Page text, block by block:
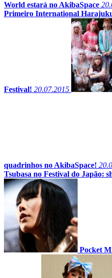
World estará no AkibaSpace
Primeiro International
Festival! 20.07.2015
quadrinhos no AkibaSpace!
Tsubasa no Festival do Japão:
Pocket